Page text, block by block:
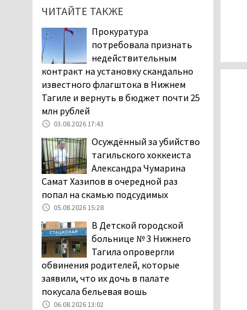
ребёнка в детской больнице
05.08.2026 17:59
Директора уральского
предприятия по
производству дронов
«Упырь» подорвали в автомобиле
под Екатеринбургом
05.08.2026 17:05
причины массового мора
рыбы в Свердловской
области
05.08.2026 16:31
Осуждённый за убийство
Александра Чумарина
Самат Хазипов в очередной раз
попал на скамью подсудимых
05.08.2026 15:28
Уральского депутата
Госдумы Ильтякова,
ЧИТАЙТЕ ТАКЖЕ
Прокуратура
потребовала признать
недействительным
контракт на установку скандально
известного флагштока в Нижнем
Тагиле и вернуть в бюджет почти 25
млн рублей
03.08.2026 17:43
Осуждённый за убийство
тагильского хоккеиста
Александра Чумарина
Самат Хазипов в очередной раз
попал на скамью подсудимых
05.08.2026 15:28
В Детской городской
больнице № 3 Нижнего
Тагила опровергли
обвинения родителей, которые
заявили, что их дочь в палате
покусала бельевая вошь
06.08.2026 13:02